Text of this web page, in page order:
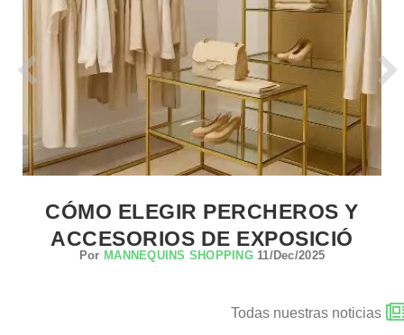
CÓMO ELEGIR PERCHEROS Y
ACCESORIOS DE EXPOSICIÓ
Por MANNEQUINS SHOPPING11/Dec/2025
Todas nuestras noticias